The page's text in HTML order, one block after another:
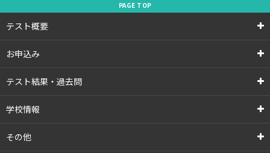
PAGE TOP
テスト概要
お申込み
テスト結果・過去問
学校情報
その他